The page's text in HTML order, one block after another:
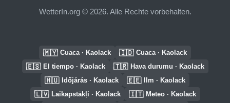
WetterIn.org © 2026. Alle Rechte vorbehalten.
🇲🇾 Cuaca · Kaolack 🇮🇩 Cuaca · Kaolack
🇪🇸 El tiempo · Kaolack 🇹🇷 Hava durumu · Kaolack
🇭🇺 Időjárás · Kaolack 🇪🇪 Ilm · Kaolack
🇱🇻 Laikapstākļi · Kaolack 🇮🇹 Meteo · Kaolack